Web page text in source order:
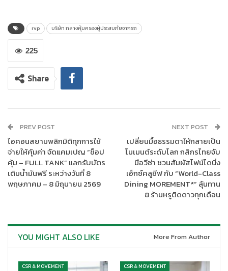
rvp บริษัท กลางคุ้มครองผู้ประสบภัยจากรถ
225
Share
PREV POST
ไอคอนสยามพลิกมิติทุกการใช้
จ่ายให้คุ้มค่า จัดแคมเปญ “ช็อป
คุ้ม – FULL TANK” แลกรับบัตร
เติมน้ำมันฟรี ระหว่างวันที่ 8
พฤษภาคม – 8 มิถุนายน 2569
NEXT POST
เปลี่ยนมื้อธรรมดาให้กลายเป็น
โมเมนต์ระดับโลก กสิกรไทยจับ
มือวีซ่า ชวนสัมผัสไฟน์ไดนิ่ง
เอ็กซ์คลูซีฟ กับ “World-Class
Dining MOREMENT*” ลุ้นทาน
8 ร้านหรูติดดาวทุกเดือน
YOU MIGHT ALSO LIKE More From Author
CSR & MOVEMENT CSR & MOVEMENT